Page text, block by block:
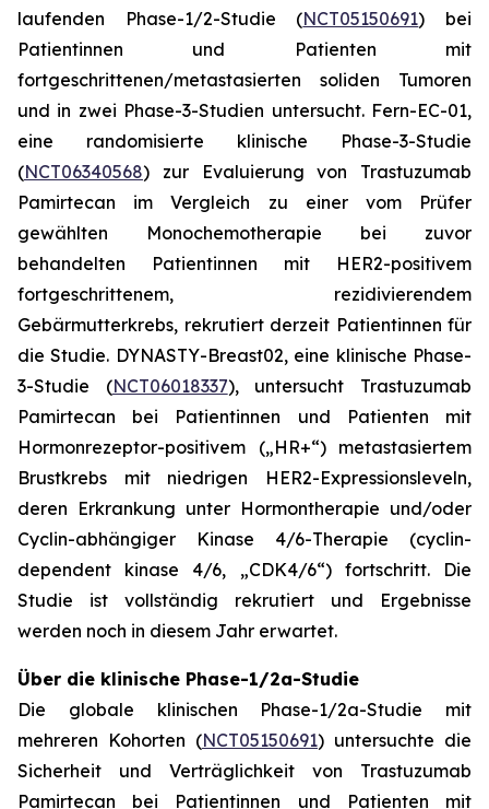
laufenden Phase-1/2-Studie (NCT05150691) bei
Patientinnen und Patienten mit
fortgeschrittenen/metastasierten soliden Tumoren
und in zwei Phase-3-Studien untersucht. Fern-EC-01,
eine randomisierte klinische Phase-3-Studie
(NCT06340568) zur Evaluierung von Trastuzumab
Pamirtecan im Vergleich zu einer vom Prüfer
gewählten Monochemotherapie bei zuvor
behandelten Patientinnen mit HER2-positivem
fortgeschrittenem, rezidivierendem
Gebärmutterkrebs, rekrutiert derzeit Patientinnen für
die Studie. DYNASTY-Breast02, eine klinische Phase-
3-Studie (NCT06018337), untersucht Trastuzumab
Pamirtecan bei Patientinnen und Patienten mit
Hormonrezeptor-positivem („HR+“) metastasiertem
Brustkrebs mit niedrigen HER2-Expressionsleveln,
deren Erkrankung unter Hormontherapie und/oder
Cyclin-abhängiger Kinase 4/6-Therapie (cyclin-
dependent kinase 4/6, „CDK4/6“) fortschritt. Die
Studie ist vollständig rekrutiert und Ergebnisse
werden noch in diesem Jahr erwartet.
Über die klinische Phase-1/2a-Studie
Die globale klinischen Phase-1/2a-Studie mit
mehreren Kohorten (NCT05150691) untersuchte die
Sicherheit und Verträglichkeit von Trastuzumab
Pamirtecan bei Patientinnen und Patienten mit